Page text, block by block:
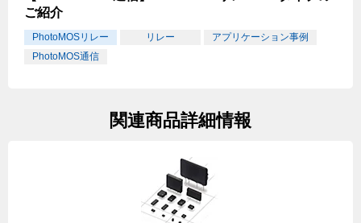
ご紹介
PhotoMOSリレー リレー
アプリケーション事例
PhotoMOS通信
関連商品詳細情報